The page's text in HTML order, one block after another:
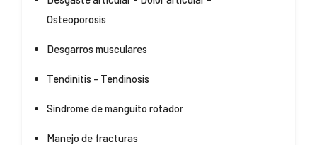
Osteoporosis
Desgarros musculares
Tendinitis - Tendinosis
Síndrome de manguito rotador
Manejo de fracturas